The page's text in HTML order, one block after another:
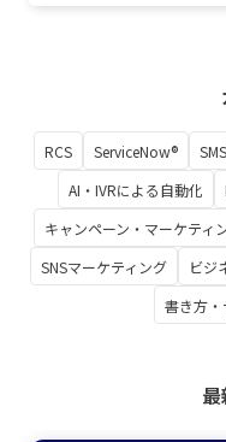
RCS ServiceNow®
AI・IVRによる自動化
キャンペーン・マーケティ
SNSマーケティング
ビジ
書き方・